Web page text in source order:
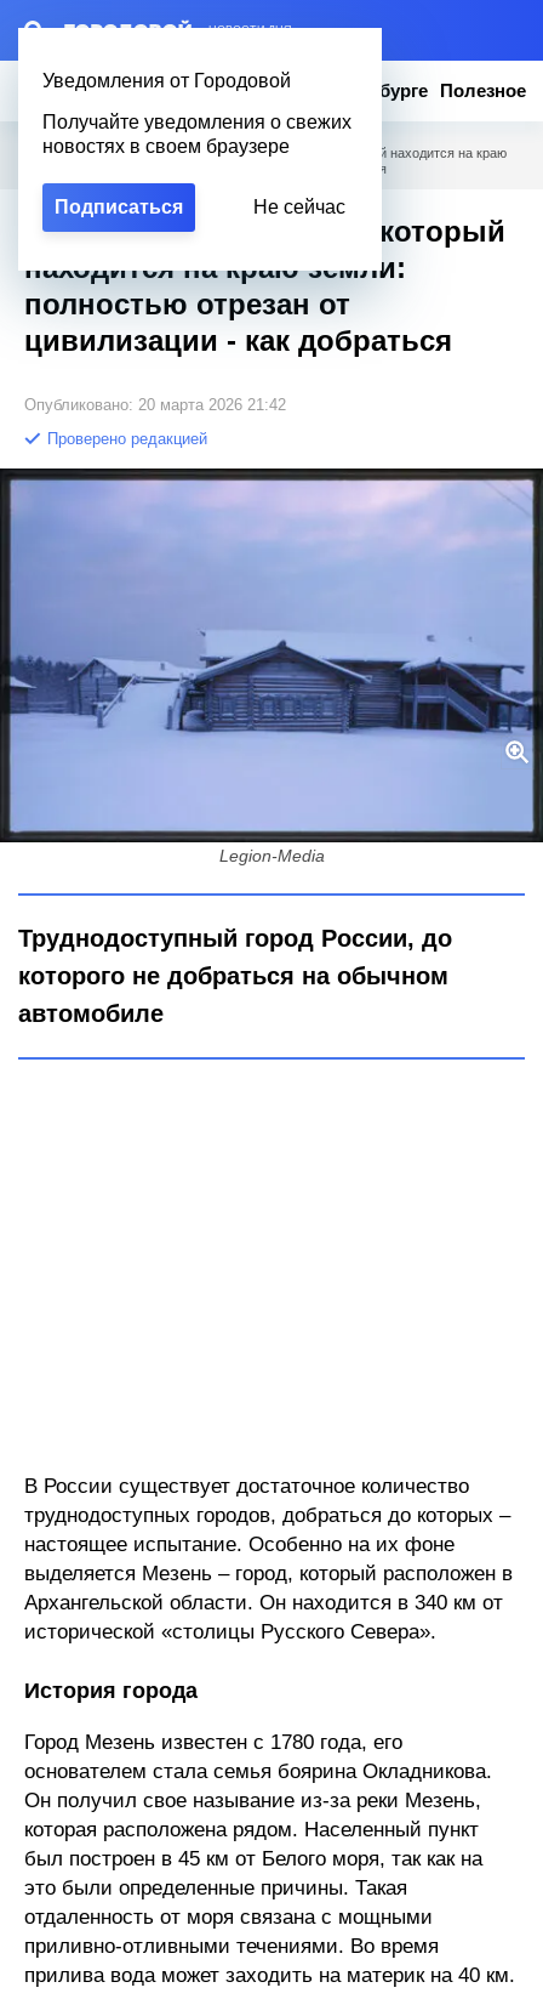
– НОВОСТИ ДНЯ
Уведомления от Городовой
Получайте уведомления о свежих
новостях в своем браузере
Подписаться Не сейчас
Новости Эксклюзив Вопросы о Петербурге Полезное
Городовой Полезное / Город Русского Севера, который находится на краю
земли: полностью отрезан от цивилизации - как добраться
Город Русского Севера, который
находится на краю земли:
полностью отрезан от
цивилизации - как добраться
Опубликовано: 20 марта 2026 21:42
Проверено редакцией
полностью отрезан от цивилизации - как добраться
Legion-Media
Труднодоступный город России, до
которого не добраться на обычном
автомобиле
В России существует достаточное количество
труднодоступных городов, добраться до которых –
настоящее испытание. Особенно на их фоне
выделяется Мезень – город, который расположен в
Архангельской области. Он находится в 340 км от
исторической «столицы Русского Севера».
История города
Город Мезень известен с 1780 года, его
основателем стала семья боярина Окладникова.
Он получил свое называние из-за реки Мезень,
которая расположена рядом. Населенный пункт
был построен в 45 км от Белого моря, так как на
это были определенные причины. Такая
отдаленность от моря связана с мощными
приливно-отливными течениями. Во время
прилива вода может заходить на материк на 40 км.